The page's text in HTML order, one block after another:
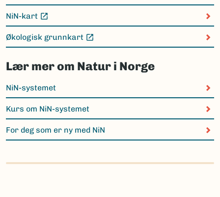
NiN-kart
(Ekstern lenke)
Økologisk grunnkart
(Ekstern lenke)
Lær mer om Natur i Norge
NiN-systemet
Kurs om NiN-systemet
For deg som er ny med NiN